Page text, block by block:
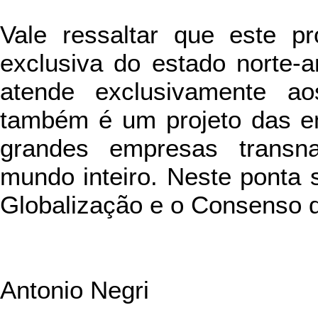
Vale ressaltar que este
exclusiva do estado norte-
atende exclusivamente
também é um projeto das
grandes empresas
mundo inteiro. Neste ponta
Globalização e o Consenso
Antonio Negri